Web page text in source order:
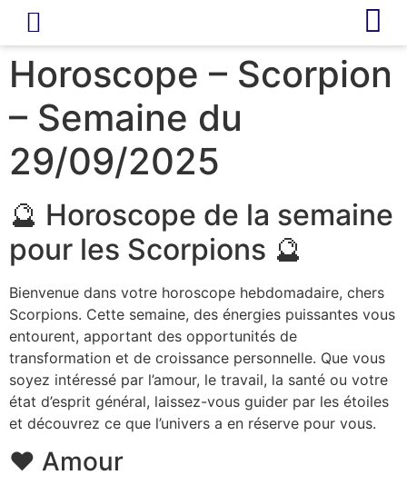
Horoscope – Scorpion
– Semaine du
29/09/2025
🔮 Horoscope de la semaine
pour les Scorpions 🔮
Bienvenue dans votre horoscope hebdomadaire, chers
Scorpions. Cette semaine, des énergies puissantes vous
entourent, apportant des opportunités de
transformation et de croissance personnelle. Que vous
soyez intéressé par l’amour, le travail, la santé ou votre
état d’esprit général, laissez-vous guider par les étoiles
et découvrez ce que l’univers a en réserve pour vous.
❤️ Amour